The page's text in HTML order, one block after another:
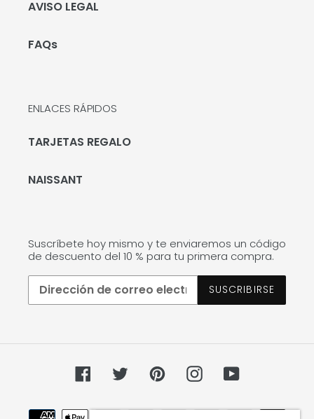
AVISO LEGAL
FAQs
ENLACES RÁPIDOS
TARJETAS REGALO
NAISSANT
Suscríbete hoy mismo y te enviaremos un código
de descuento del 10 % para tu primera compra.
SUSCRIBIRSE
FacebookTwitterPinterestInstagramYouTube
Métodos